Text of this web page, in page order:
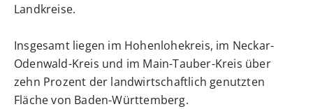
Landkreise.
Insgesamt liegen im Hohenlohekreis, im Neckar-
Odenwald-Kreis und im Main-Tauber-Kreis über
zehn Prozent der landwirtschaftlich genutzten
Fläche von Baden-Württemberg.